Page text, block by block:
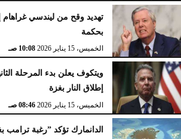
تهديد وقح من ليندسي غراهام
بحكمة
الخميس، 15 يناير 2026 10:08 صـ
ويتكوف يعلن بدء المرحلة
إطلاق النار بغزة
الخميس، 15 يناير 2026 08:46 صـ
الدانمارك تؤكد ”رغبة ترامب